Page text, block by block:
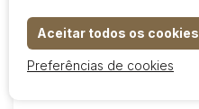
COD.2887
Carros
Aceitar todos os cookies
Preferências de cookies